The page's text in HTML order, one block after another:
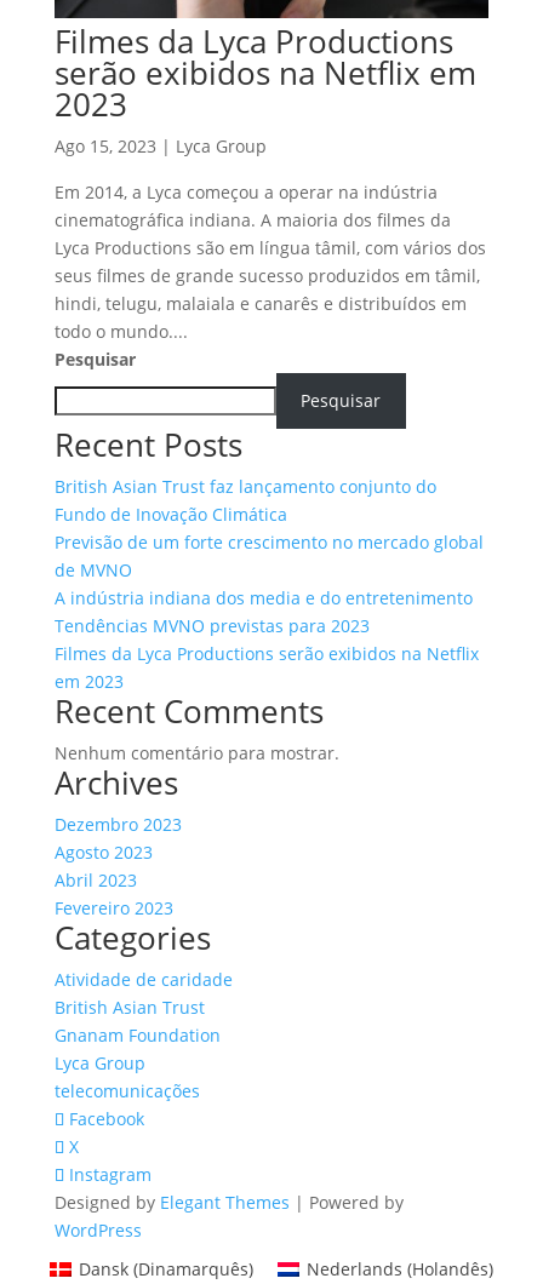
Filmes da Lyca Productions
serão exibidos na Netflix em
2023
Ago 15, 2023 | Lyca Group
Em 2014, a Lyca começou a operar na indústria
cinematográfica indiana. A maioria dos filmes da
Lyca Productions são em língua tâmil, com vários dos
seus filmes de grande sucesso produzidos em tâmil,
hindi, telugu, malaiala e canarês e distribuídos em
todo o mundo....
Pesquisar
Pesquisar
Recent Posts
British Asian Trust faz lançamento conjunto do
Fundo de Inovação Climática
Previsão de um forte crescimento no mercado global
de MVNO
A indústria indiana dos media e do entretenimento
Tendências MVNO previstas para 2023
Filmes da Lyca Productions serão exibidos na Netflix
em 2023
Recent Comments
Nenhum comentário para mostrar.
Archives
Dezembro 2023
Agosto 2023
Abril 2023
Fevereiro 2023
Categories
Atividade de caridade
British Asian Trust
Gnanam Foundation
Lyca Group
telecomunicações
Facebook
X
Instagram
Designed by Elegant Themes | Powered by
WordPress
Dansk (Dinamarquês) Nederlands (Holandês)